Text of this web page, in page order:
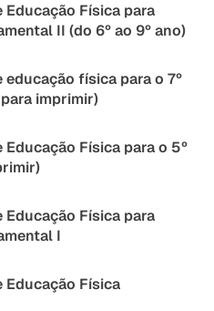
Educação Física para
II (do 6º ao 9º ano)
educação física para o 7º
imprimir)
Física para o 5º
Educação Física para
I
Educação Física